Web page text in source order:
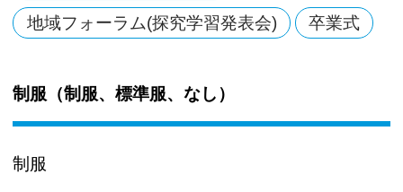
地域フォーラム(探究学習発表会) 卒業式
制服（制服、標準服、なし）
制服